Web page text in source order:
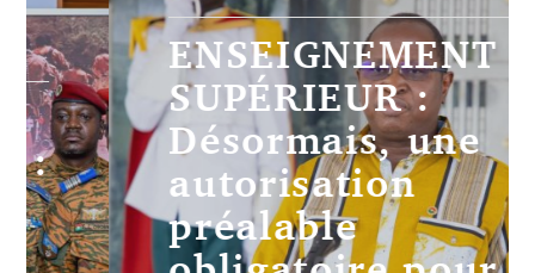
ENSEIGNEMENT
SUPÉRIEUR :
Désormais, une
autorisation
préalable